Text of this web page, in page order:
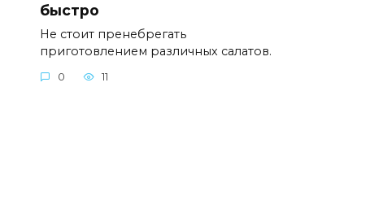
быстро
Не стоит пренебрегать
приготовлением различных салатов.
0 11